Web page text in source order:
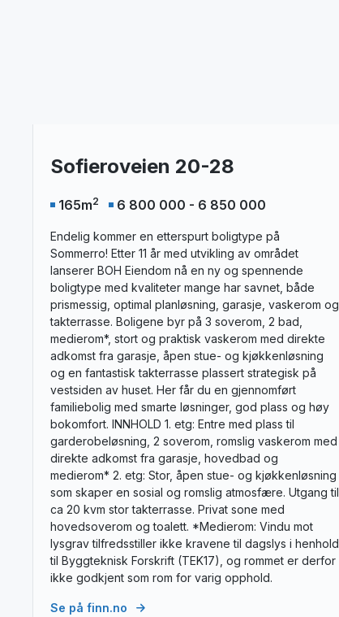
Sofieroveien 20-28
165m2 6 800 000 - 6 850 000
Endelig kommer en etterspurt boligtype på
Sommerro! Etter 11 år med utvikling av området
lanserer BOH Eiendom nå en ny og spennende
boligtype med kvaliteter mange har savnet, både
prismessig, optimal planløsning, garasje, vaskerom og
takterrasse. Boligene byr på 3 soverom, 2 bad,
medierom*, stort og praktisk vaskerom med direkte
adkomst fra garasje, åpen stue- og kjøkkenløsning
og en fantastisk takterrasse plassert strategisk på
vestsiden av huset. Her får du en gjennomført
familiebolig med smarte løsninger, god plass og høy
bokomfort. INNHOLD 1. etg: Entre med plass til
garderobeløsning, 2 soverom, romslig vaskerom med
direkte adkomst fra garasje, hovedbad og
medierom* 2. etg: Stor, åpen stue- og kjøkkenløsning
som skaper en sosial og romslig atmosfære. Utgang til
ca 20 kvm stor takterrasse. Privat sone med
hovedsoverom og toalett. *Medierom: Vindu mot
lysgrav tilfredsstiller ikke kravene til dagslys i henhold
til Byggteknisk Forskrift (TEK17), og rommet er derfor
ikke godkjent som rom for varig opphold.
Se på finn.no